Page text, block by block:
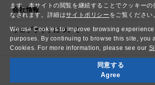
ます。本サイトの閲覧を継続することでクッキー
なされます。詳細はサイトポリシー をご覧ください
We use Cookies to improve browsing
purposes. By continuing to browse this site, you
Cookies. For more information, please see our
同意する
Agree
会社情報
ウェブサイトについて
Copyright© NICHIBEI CO.,LTD. All Rights